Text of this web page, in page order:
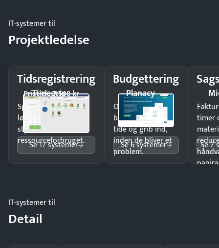
IT-systemer til
Projektledelse
Tidsregistrering
Timegrip
Pristjek: 7.548 kr
Spar tid på
lønberegning og få
styr på
ressourceforbruget.
Se 17 systemer
Budgettering
Planacy
Opdag
budgetafvigelser i
tide og grib ind,
inden de bliver et
problem.
Se 6 systemer
timer
Se 7
IT-systemer til
Detail